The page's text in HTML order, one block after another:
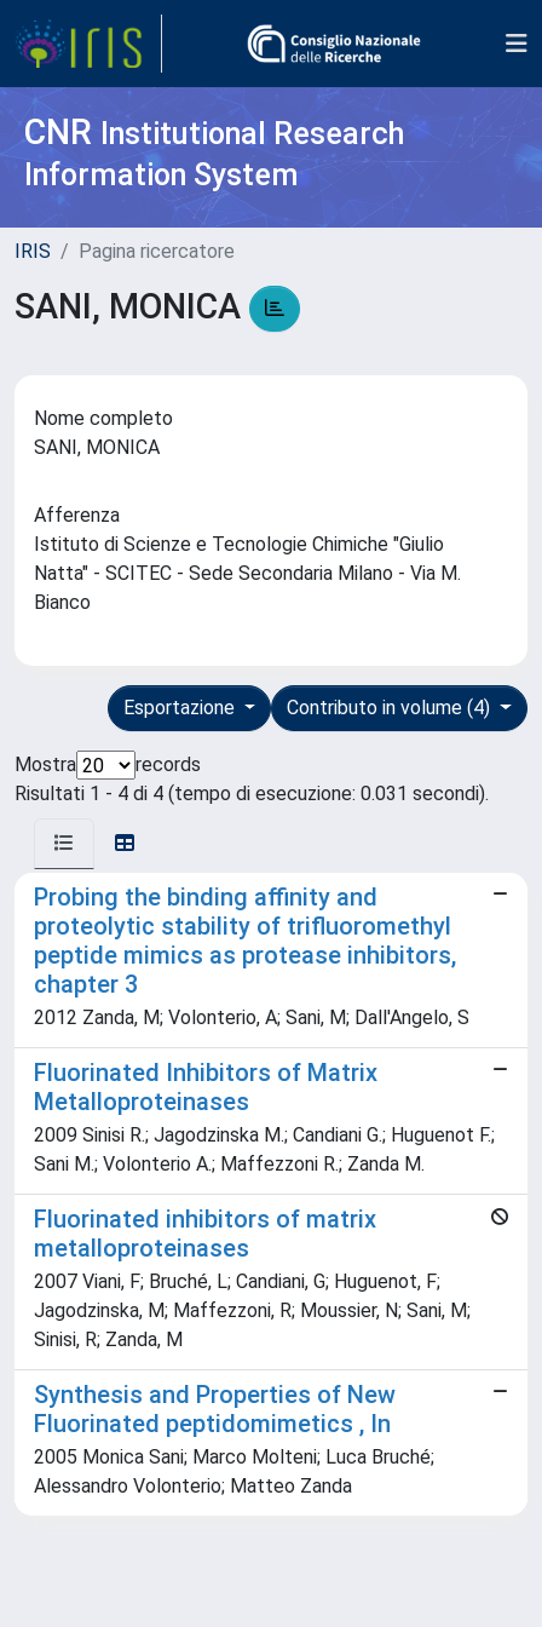
CNR Institutional Research
Information System
IRIS Pagina ricercatore
SANI, MONICA
Nome completo
SANI, MONICA
Afferenza
Istituto di Scienze e Tecnologie Chimiche "Giulio
Natta" - SCITEC - Sede Secondaria Milano - Via M.
Bianco
Contributo in volume (4)
Esportazione
Mostra
records
Risultati 1 - 4 di 4 (tempo di esecuzione: 0.031 secondi).
Probing the binding affinity and
proteolytic stability of trifluoromethyl
peptide mimics as protease inhibitors,
chapter 3
2012 Zanda, M; Volonterio, A; Sani, M; Dall'Angelo, S
Fluorinated Inhibitors of Matrix
Metalloproteinases
2009 Sinisi R.; Jagodzinska M.; Candiani G.; Huguenot F.;
Sani M.; Volonterio A.; Maffezzoni R.; Zanda M.
Fluorinated inhibitors of matrix
metalloproteinases
2007 Viani, F; Bruché, L; Candiani, G; Huguenot, F;
Jagodzinska, M; Maffezzoni, R; Moussier, N; Sani, M;
Sinisi, R; Zanda, M
Synthesis and Properties of New
Fluorinated peptidomimetics , In
2005 Monica Sani; Marco Molteni; Luca Bruché;
Alessandro Volonterio; Matteo Zanda